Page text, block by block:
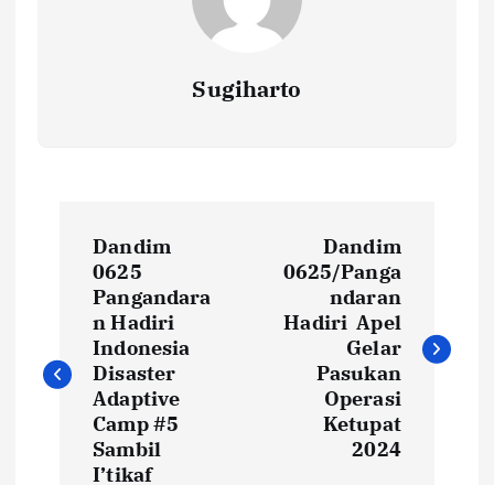
Sugiharto
i
Dandim
0625
Pangandara
n Hadiri
Indonesia
Disaster
Adaptive
Camp #5
Sambil
I’tikaf
Dandim
0625/Panga
ndaran
Hadiri Apel
Gelar
Pasukan
Operasi
Ketupat
2024